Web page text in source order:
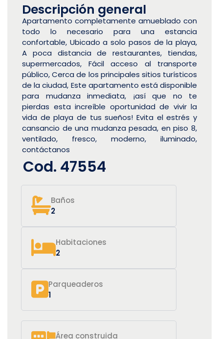
Descripción general
Apartamento completamente amueblado con
todo lo necesario para una estancia
confortable, Ubicado a solo pasos de la playa,
A poca distancia de restaurantes, tiendas,
supermercados, Fácil acceso al transporte
público, Cerca de los principales sitios turísticos
de la ciudad, Este apartamento está disponible
para mudanza inmediata, ¡así que no te
pierdas esta increíble oportunidad de vivir la
vida de playa de tus sueños! Evita el estrés y
cansancio de una mudanza pesada, en piso 8,
ventilado, fresco, moderno, iluminado,
contáctanos
Cod. 47554
Baños
2
Habitaciones
2
Parqueaderos
1
Área construida